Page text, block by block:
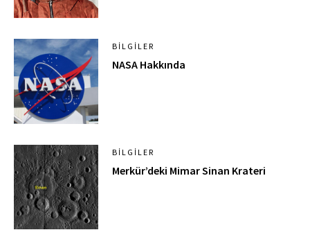
BILGILER
NASA Hakkında
BILGILER
Merkür’deki Mimar Sinan Krateri